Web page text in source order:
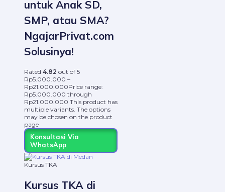
untuk Anak SD,
SMP, atau SMA?
NgajarPrivat.com
Solusinya!
Rated 4.82 out of 5
Rp5.000.000 –
Rp21.000.000Price range:
Rp5.000.000 through
Rp21.000.000 This product has
multiple variants. The options
may be chosen on the product
page
Konsultasi Via
WhatsApp
Kursus TKA
Kursus TKA di